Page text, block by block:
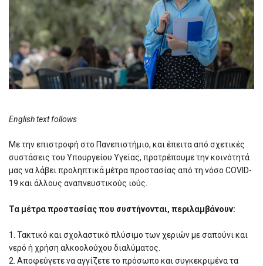
English text follows
Με την επιστροφή στο Πανεπιστήμιο, και έπειτα από σχετικές
συστάσεις του Υπουργείου Υγείας, προτρέπουμε την κοινότητά
μας να λάβει προληπτικά μέτρα προστασίας από τη νόσο COVID-
19 και άλλους αναπνευστικούς ιούς.
Τα μέτρα προστασίας που συστήνονται, περιλαμβάνουν:
1. Τακτικό και σχολαστικό πλύσιμο των χεριών με σαπούνι και
νερό ή χρήση αλκοολούχου διαλύματος.
2. Αποφεύγετε να αγγίζετε το πρόσωπο και συγκεκριμένα τα